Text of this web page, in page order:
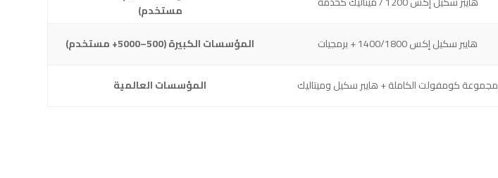
مستخدم)
المؤسسات الكبيرة (500–5000+ مستخدم) هايبر سكيل إكس 1400/1800 + برمجيات
المؤسسات العالمية
مجموعة كومفولت الكاملة + هايبر سكيل وميتاليك